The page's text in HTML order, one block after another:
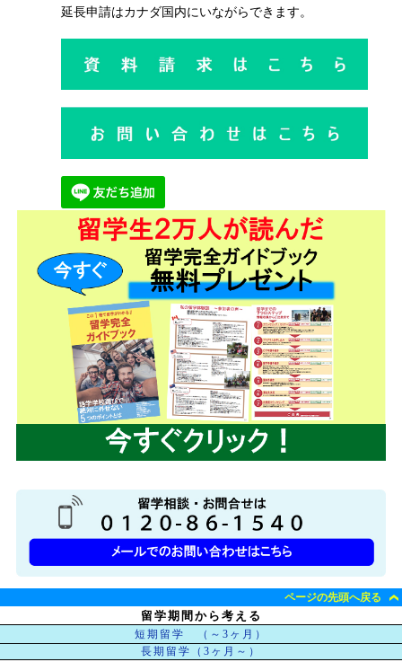
延長申請はカナダ国内にいながらできます。
ページの先頭へ戻る
留学期間から考える
短期留学 （～3ヶ月）
長期留学（3ヶ月～）